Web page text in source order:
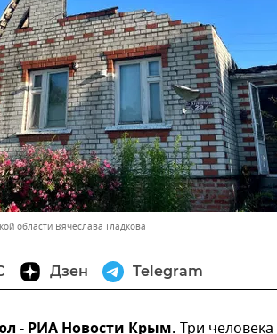
области Вячеслава Гладкова
Дзен Telegram
Три